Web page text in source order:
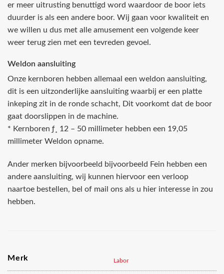
er meer uitrusting benuttigd word waardoor de boor iets
duurder is als een andere boor. Wij gaan voor kwaliteit en
we willen u dus met alle amusement een volgende keer
weer terug zien met een tevreden gevoel.
Weldon aansluiting
Onze kernboren hebben allemaal een weldon aansluiting,
dit is een uitzonderlijke aansluiting waarbij er een platte
inkeping zit in de ronde schacht, Dit voorkomt dat de boor
gaat doorslippen in de machine.
* Kernboren ƒ¸ 12 – 50 millimeter hebben een 19,05
millimeter Weldon opname.
Ander merken bijvoorbeeld bijvoorbeeld Fein hebben een
andere aansluiting, wij kunnen hiervoor een verloop
naartoe bestellen, bel of mail ons als u hier interesse in zou
hebben.
Merk Labor